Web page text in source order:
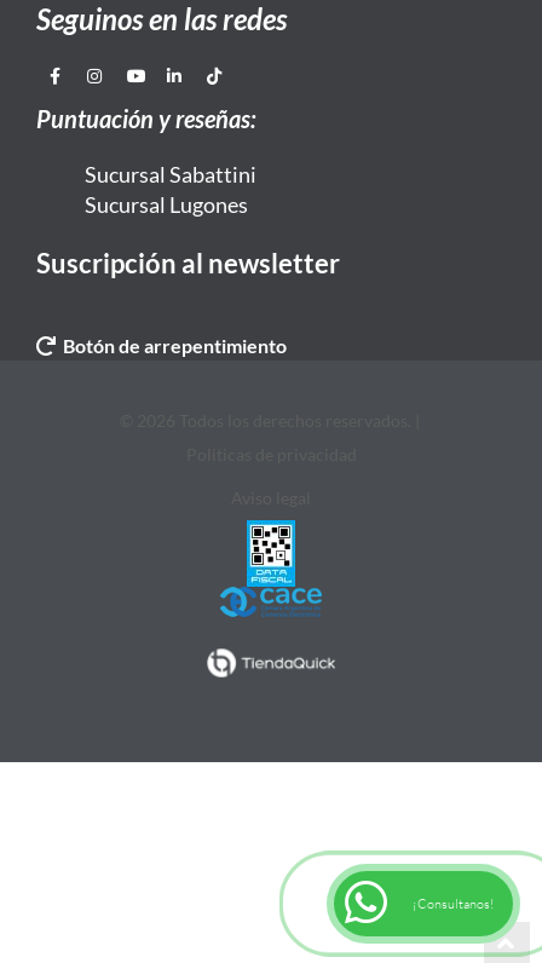
Seguinos en las redes
Puntuación y reseñas:
Sucursal Sabattini
Sucursal Lugones
Suscripción al newsletter
Botón de arrepentimiento
¡Consultanos!